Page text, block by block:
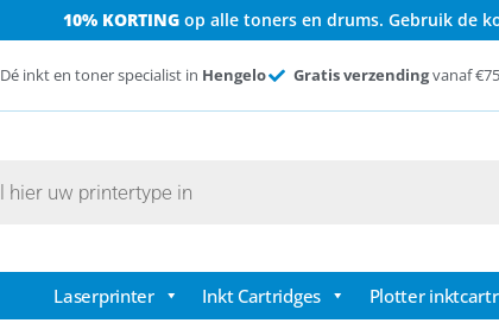
10% KORTINGop alle toners en drums. Gebruik de
Dé inkt en toner specialist in Hengelo Gratis verzendingvanaf
Laserprinter Inkt Cartridges Plotter